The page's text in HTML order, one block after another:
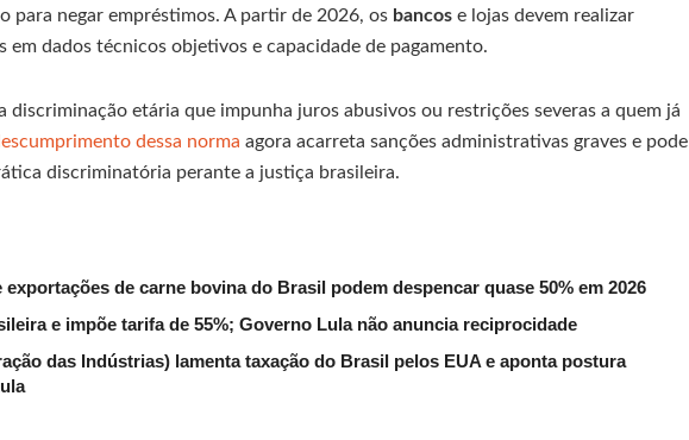
para negar empréstimos. A partir de 2026, os bancos e lojas devem realizar
em dados técnicos objetivos e capacidade de pagamento.
discriminação etária que impunha juros abusivos ou restrições severas a quem já
dessa norma agora acarreta sanções administrativas graves e pode
discriminatória perante a justiça brasileira.
de carne bovina do Brasil podem despencar quase 50% em 2026
e impõe tarifa de 55%; Governo Lula não anuncia reciprocidade
das Indústrias) lamenta taxação do Brasil pelos EUA e aponta postura